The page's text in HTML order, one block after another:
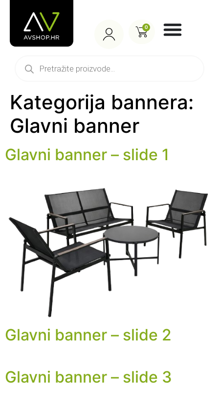
0
Kategorija bannera:
Glavni banner
Glavni banner – slide 1
Glavni banner – slide 2
Glavni banner – slide 3